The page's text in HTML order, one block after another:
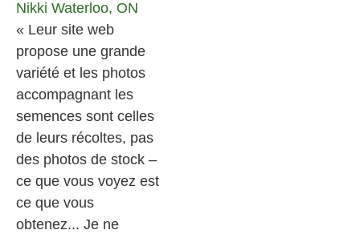
Nikki Waterloo, ON
« Leur site web
propose une grande
variété et les photos
accompagnant les
semences sont celles
de leurs récoltes, pas
des photos de stock –
ce que vous voyez est
ce que vous
obtenez... Je ne